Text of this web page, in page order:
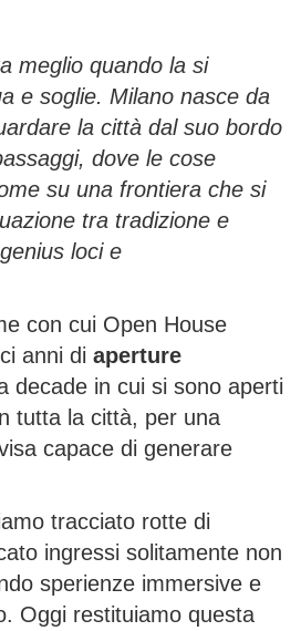
meglio quando la si
e soglie. Milano nasce da
la città dal suo bordo
dove le cose
su una frontiera che si
tra tradizione e
genius locie
con cui Open House
anni di aperture
decade in cui si sono aperti
tutta la città, per una
capace di generare
tracciato rotte di
ingressi solitamente non
sperienze immersive e
Oggi restituiamo questa